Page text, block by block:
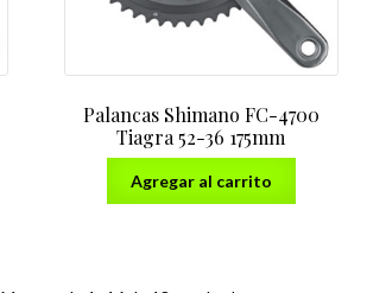
Palancas Shimano FC-4700
Tiagra 52-36 175mm
Agregar al carrito